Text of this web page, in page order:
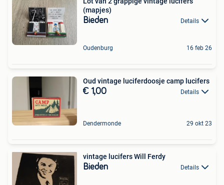
(mapjes)
Bieden Details
Oudenburg 16 feb 26
Oud vintage luciferdoosje camp lucifers
€ 1,00 Details
Dendermonde 29 okt 23
vintage lucifers Will Ferdy
Bieden Details